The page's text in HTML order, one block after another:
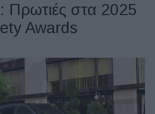
Πρωτιές στα 2025
Awards